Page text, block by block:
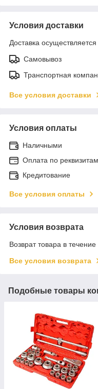
Условия доставки
Доставка
Самовывоз
Транспортная
Все условия доставки
Условия оплаты
Наличными
Оплата по реквизитам
Кредитование
Все условия оплаты
Условия возврата
Возврат товара в
Все условия возврата
Подобные товары